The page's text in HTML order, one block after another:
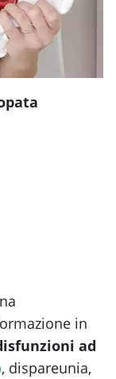
in
ad
, dispareunia,